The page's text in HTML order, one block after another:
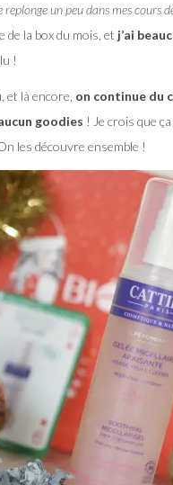
replonge un peu dans mes
la box du mois, et j’ai
!
et là encore, on continue du
goodies ! Je crois que
les découvre ensemble !